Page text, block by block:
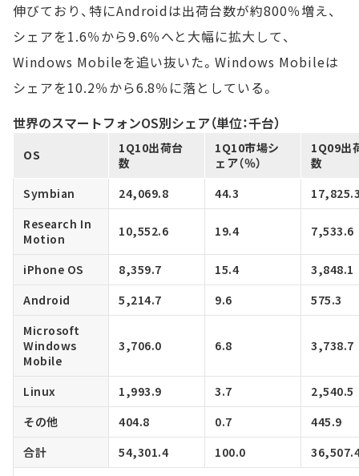
伸びており、特にAndroidは出荷台数が約800％増え、
シェアを1.6％から9.6％へと大幅に拡大して、
Windows Mobileを追い抜いた。Windows Mobileは
シェアを10.2％から6.8％に落としている。
世界のスマートフォンOS別シェア（単位：千台）
OS
1Q10出荷台
数
1Q10市場シ
ェア（％）
1Q09出
数
Symbian
24,069.8 44.3
Research In
Motion
10,552.6 19.4 7,533.6
iPhone OS 8,359.7 15.4
3,848.1
Android
5,214.7 9.6
575.3
Microsoft
Windows
Mobile
3,706.0 6.8 3,738.7
Linux 1,993.9 3.7
2,540.5
その他
404.8 0.7
445.9
合計
54,301.4 100.0